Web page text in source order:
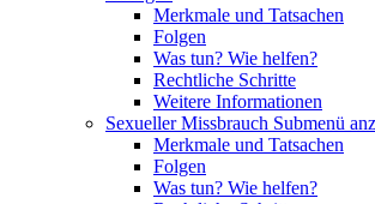
Merkmale und Tatsachen
Folgen
Was tun? Wie helfen?
Rechtliche Schritte
Weitere Informationen
Sexueller Missbrauch Submenü
Merkmale und Tatsachen
Folgen
Was tun? Wie helfen?